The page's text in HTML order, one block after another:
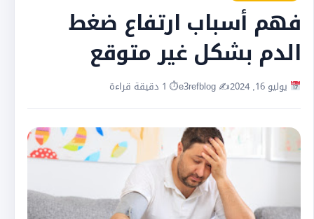
فهم أسباب ارتفاع ضغط
الدم بشكل غير متوقع
يوليو 16, 2024 ✍️ e3refblog ⏱ 1 دقيقة قراءة